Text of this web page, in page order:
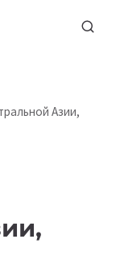
Азии,